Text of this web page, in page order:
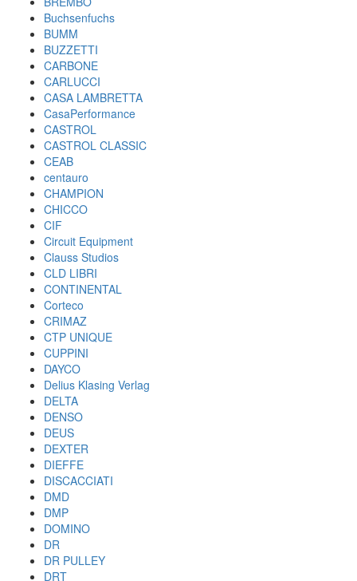
Buchsenfuchs
BUMM
BUZZETTI
CARBONE
CARLUCCI
CASA LAMBRETTA
CasaPerformance
CASTROL
CASTROL CLASSIC
CEAB
centauro
CHAMPION
CHICCO
CIF
Circuit Equipment
Clauss Studios
CLD LIBRI
CONTINENTAL
Corteco
CRIMAZ
CTP UNIQUE
CUPPINI
DAYCO
Delius Klasing Verlag
DELTA
DENSO
DEUS
DEXTER
DIEFFE
DISCACCIATI
DMD
DMP
DOMINO
DR
DR PULLEY
DRT